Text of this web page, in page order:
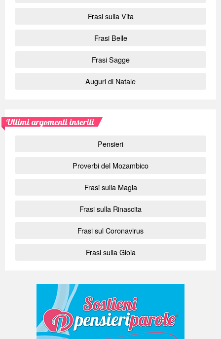
Frasi sulla Vita
Frasi Belle
Frasi Sagge
Auguri di Natale
Ultimi argomenti inseriti
Pensieri
Proverbi del Mozambico
Frasi sulla Magia
Frasi sulla Rinascita
Frasi sul Coronavirus
Frasi sulla Gioia